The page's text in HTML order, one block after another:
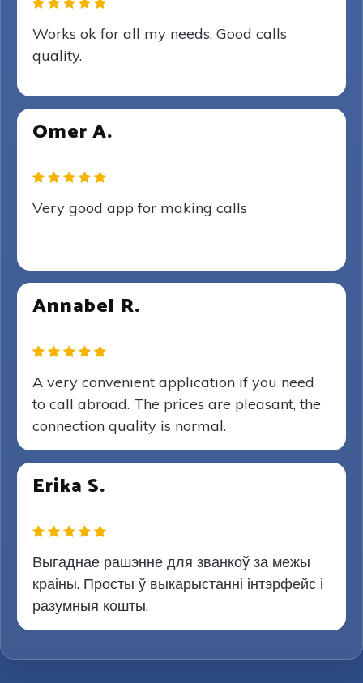
Works ok for all my needs. Good calls
quality.
Omer A.
Very good app for making calls
Annabel R.
A very convenient application if you need
to call abroad. The prices are pleasant, the
connection quality is normal.
Erika S.
Выгаднае рашэнне для званкоў за межы
краіны. Просты ў выкарыстанні інтэрфейс і
разумныя кошты.